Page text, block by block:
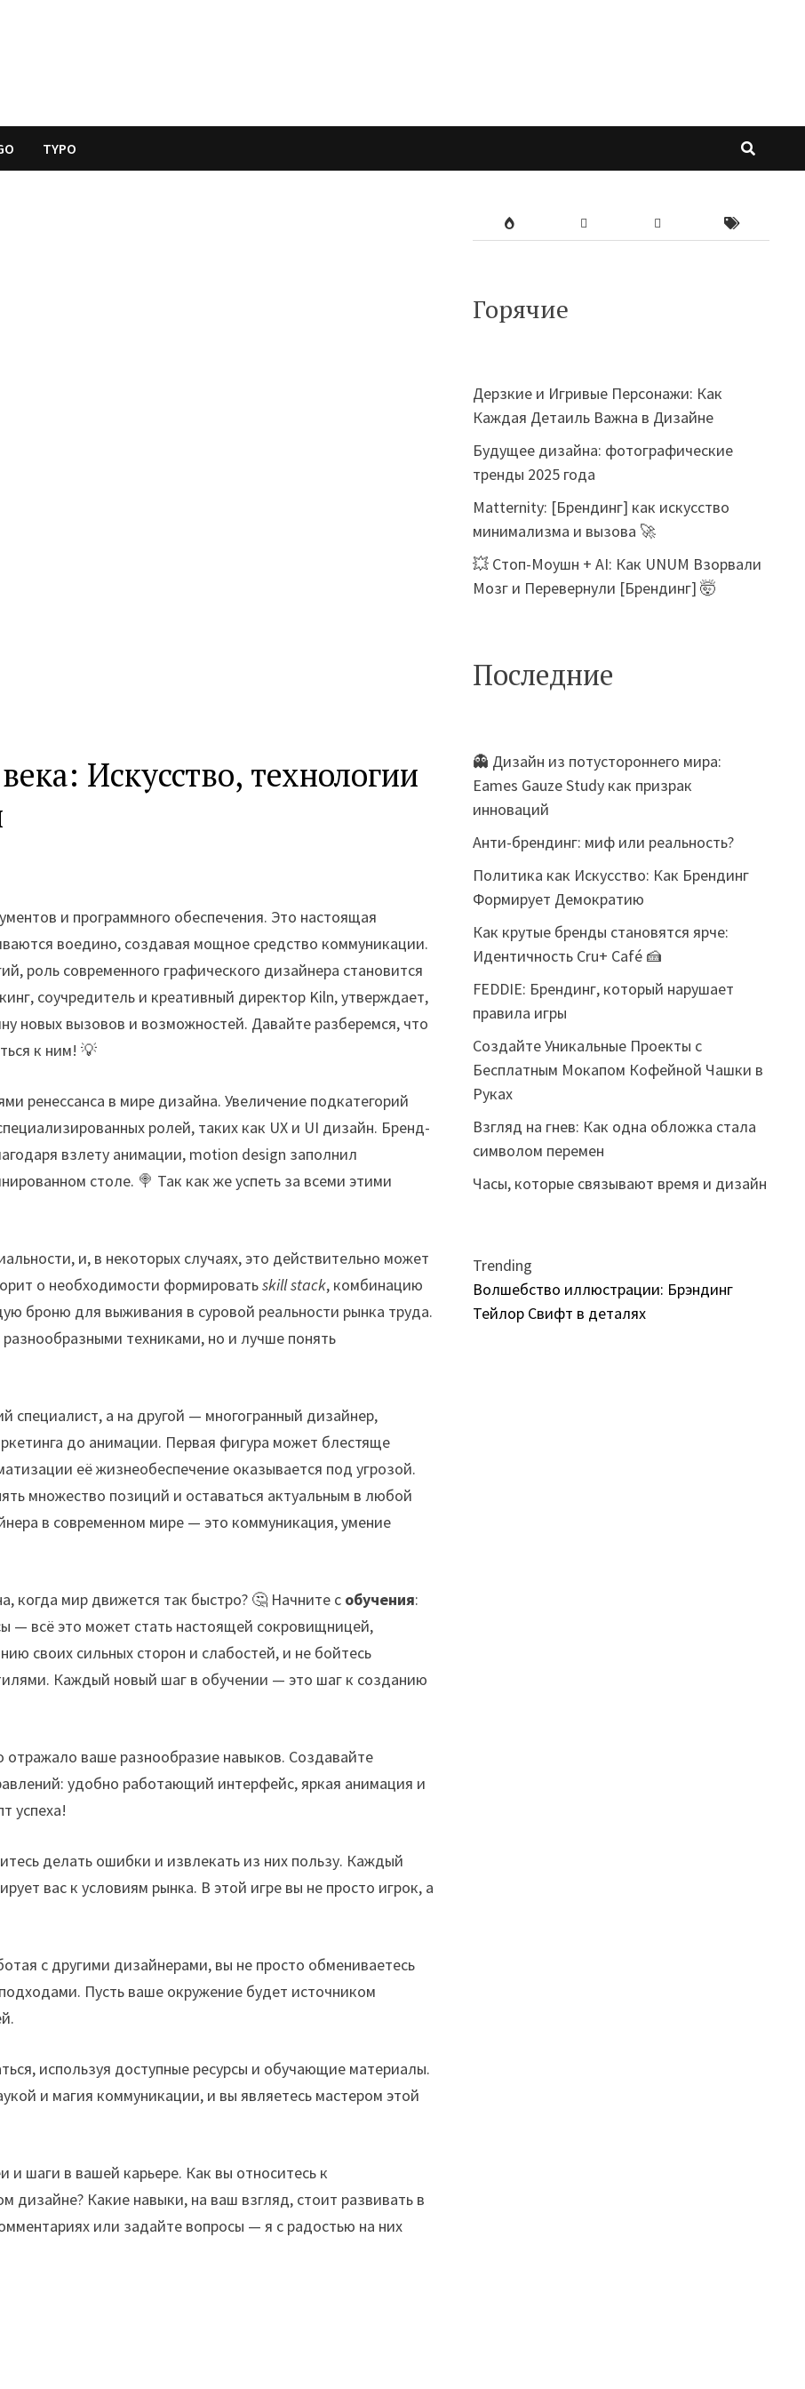
TYPO
Искусство, технологии
и программного обеспечения. Это настоящая
воедино, создавая мощное средство коммуникации.
роль современного графического дизайнера становится
соучредитель и креативный директор Kiln, утверждает,
новых вызовов и возможностей. Давайте разберемся, что
к ним! 💡
ренессанса в мире дизайна. Увеличение подкатегорий
ролей, таких как UX и UI дизайн. Бренд-
взлету анимации, motion design заполнил
столе. 🍭 Так как же успеть за всеми этими
и, в некоторых случаях, это действительно может
о необходимости формироватьskill stack, комбинацию
броню для выживания в суровой реальности рынка труда.
техниками, но и лучше понять
специалист, а на другой — многогранный дизайнер,
до анимации. Первая фигура может блестяще
её жизнеобеспечение оказывается под угрозой.
множество позиций и оставаться актуальным в любой
в современном мире — это коммуникация, умение
когда мир движется так быстро? 🤔 Начните с обучения:
— всё это может стать настоящей сокровищницей,
своих сильных сторон и слабостей, и не бойтесь
Каждый новый шаг в обучении — это шаг к созданию
ваше разнообразие навыков. Создавайте
удобно работающий интерфейс, яркая анимация и
успеха!
делать ошибки и извлекать из них пользу. Каждый
вас к условиям рынка. В этой игре вы не просто игрок, а
с другими дизайнерами, вы не просто обмениваетесь
Пусть ваше окружение будет источником
используя доступные ресурсы и обучающие материалы.
и магия коммуникации, и вы являетесь мастером этой
и шаги в вашей карьере. Как вы относитесь к
дизайне? Какие навыки, на ваш взгляд, стоит развивать в
или задайте вопросы — я с радостью на них
Горячие
Дерзкие и Игривые Персонажи: Как
Каждая Детаиль Важна в Дизайне
Будущее дизайна: фотографические
тренды 2025 года
Matternity: [Брендинг] как искусство
минимализма и вызова 🚀
💥 Стоп-Моушн + AI: Как UNUM Взорвали
Мозг и Перевернули [Брендинг] 🤯
Последние
👻 Дизайн из потустороннего мира:
Eames Gauze Study как призрак
инноваций
Анти-брендинг: миф или реальность?
Политика как Искусство: Как Брендинг
Формирует Демократию
Как крутые бренды становятся ярче:
Идентичность Cru+ Café 🍰
FEDDIE: Брендинг, который нарушает
правила игры
Создайте Уникальные Проекты с
Бесплатным Мокапом Кофейной Чашки в
Руках
Взгляд на гнев: Как одна обложка стала
символом перемен
Часы, которые связывают время и дизайн
Trending
Волшебство иллюстрации: Брэндинг
Тейлор Свифт в деталях